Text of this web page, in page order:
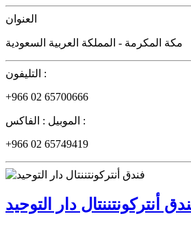
العنوان
مكة المكرمة - المملكة العربية السعودية
التليفون :
+966 02 65700666
الموبيل : الفاكس :
+966 02 65749419
أنتركونتننتال دار التوحيد